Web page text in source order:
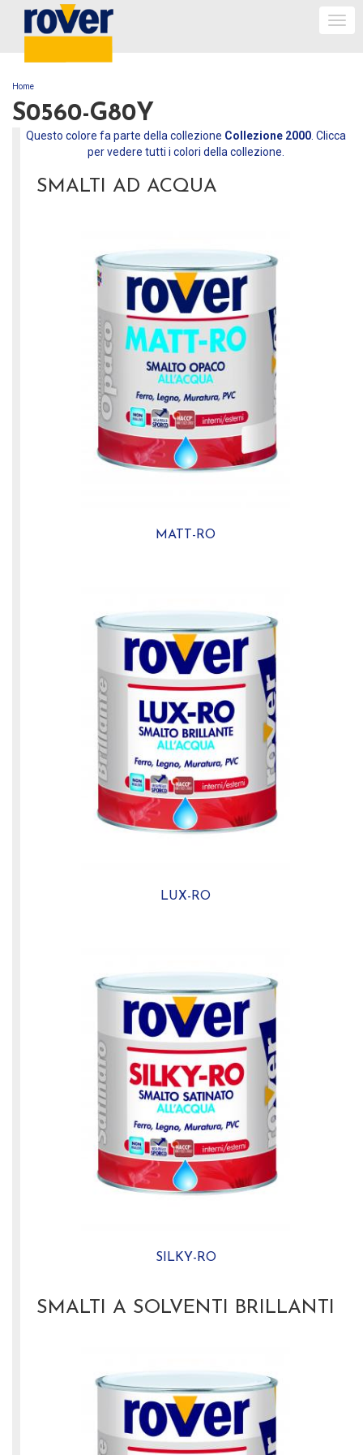
TU SEI QUI
Home
S0560-G80Y
Questo colore fa parte della collezione Collezione 2000. Clicca
per vedere tutti i colori della collezione.
SMALTI AD ACQUA
MATT-RO
LUX-RO
SILKY-RO
SMALTI A SOLVENTI BRILLANTI